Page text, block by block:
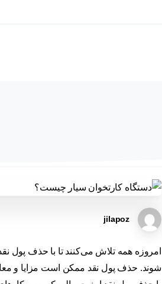
jilapoz
امروزه همه تلاش‌ می‌کنند تا با حذف پول
شوند. حذف پول نقد ممکن است مزایا و